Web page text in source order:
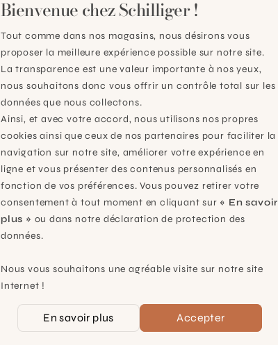
À 15mn du centre de Genève
Chemin des Charrotons 25
1228 Plan-les-Ouates (GE)
Suisse
Bienvenue chez Schilliger !
Tout comme dans nos magasins, nous désirons vous
proposer la meilleure expérience possible sur notre site.
La transparence est une valeur importante à nos yeux,
nous souhaitons donc vous offrir un contrôle total sur les
données que nous collectons.
Ainsi, et avec votre accord, nous utilisons nos propres
cookies ainsi que ceux de nos partenaires pour faciliter la
navigation sur notre site, améliorer votre expérience en
ligne et vous présenter des contenus personnalisés en
fonction de vos préférences. Vous pouvez retirer votre
consentement à tout moment en cliquant sur « En savoir
plus » ou dans notre déclaration de protection des
données.
Nous vous souhaitons une agréable visite sur notre site
Internet !
En savoir plus Accepter